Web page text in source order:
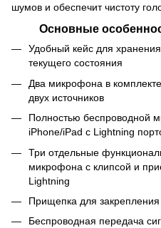
шумов и обеспечит чистоту
Основные
Удобный кейс для
текущего состояния
Два микрофона в
двух источников
Полностью беспроводной
iPhone/iPad с Lightning
Три отдельные
микрофона с клипсой и
Lightning
Прищепка для
Беспроводная передача